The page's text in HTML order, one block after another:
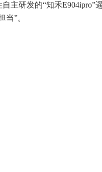
主研发的“知禾E904ipro”
”。